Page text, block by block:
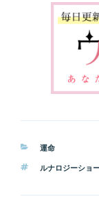
カ
ゴ
ー
運命
タ
ルナロジーショ